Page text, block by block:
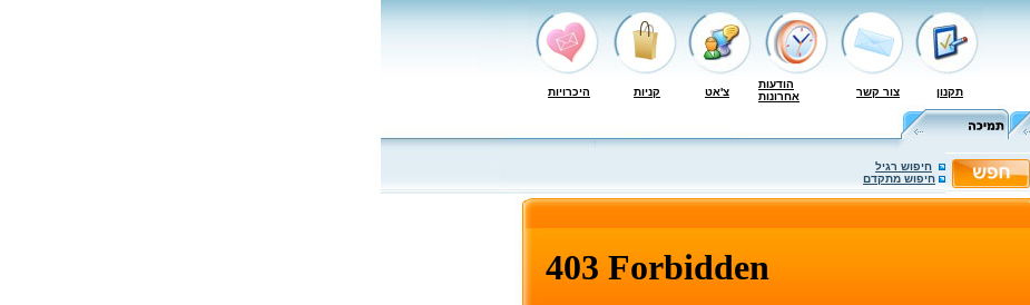
היכרויות קניות צ'אט
הודעות
אחרונות
צור קשר תקנון
חיפוש רגיל
חיפוש מתקדם